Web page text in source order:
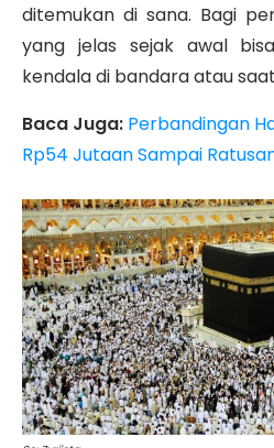
ditemukan di sana. Bagi
yang jelas sejak awal
kendala di bandara atau
Baca Juga: Perbandingan
Rp54 Jutaan Sampai